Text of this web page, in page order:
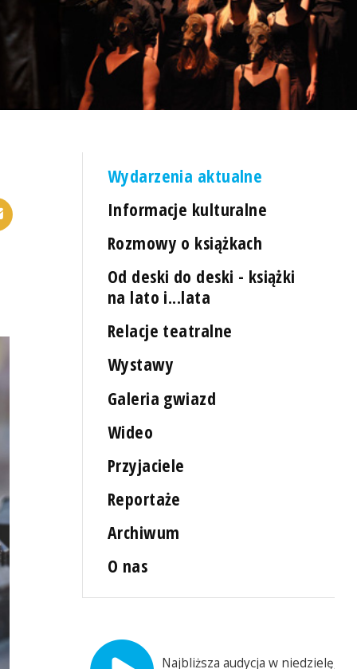
Wydarzenia aktualne
Informacje kulturalne
Rozmowy o książkach
Od deski do deski - książki
na lato i...lata
Relacje teatralne
Wystawy
Galeria gwiazd
Wideo
Przyjaciele
Reportaże
Archiwum
O nas
Najbliższa audycja w niedzielę,